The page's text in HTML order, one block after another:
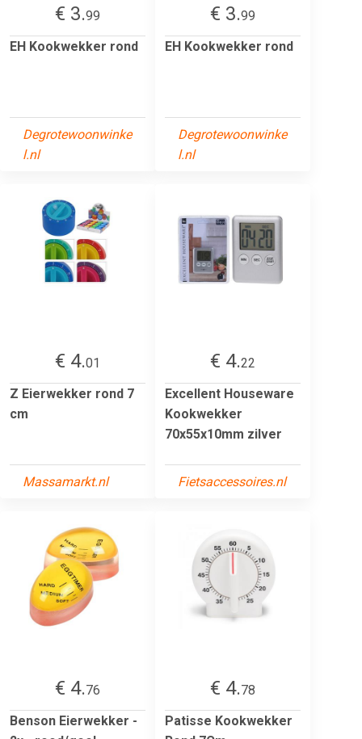
€ 3.99
EH Kookwekker rond
Degrotewoonwinke
l.nl
€ 3.99
EH Kookwekker rond
Degrotewoonwinke
l.nl
€ 4.01
Z Eierwekker rond 7
cm
Massamarkt.nl
€ 4.22
Excellent Houseware
Kookwekker
70x55x10mm zilver
Fietsaccessoires.nl
€ 4.76
Benson Eierwekker -
€ 4.78
Patisse Kookwekker